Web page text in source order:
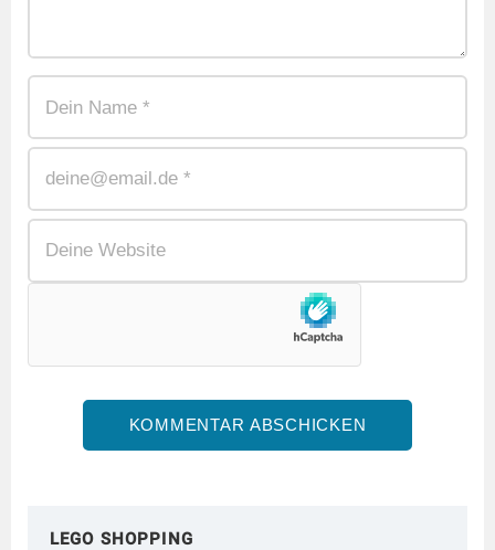
LEGO SHOPPING